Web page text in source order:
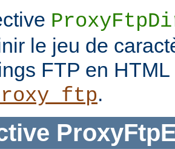
le jeu de
FTP en
.